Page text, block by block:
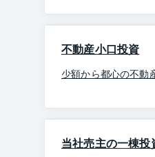
不動産小口投資
少額から都心の不動
当社売主の一棟投